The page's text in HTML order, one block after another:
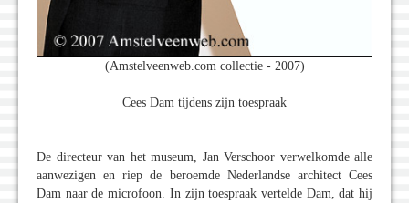
(Amstelveenweb.com collectie - 2007)
Cees Dam tijdens zijn toespraak
De directeur van het museum, Jan Verschoor verwelkomde alle
aanwezigen en riep de beroemde Nederlandse architect Cees
Dam naar de microfoon. In zijn toespraak vertelde Dam, dat hij